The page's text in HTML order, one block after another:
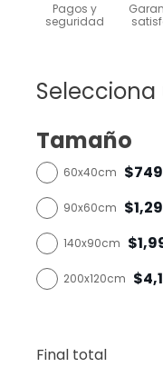
Pagos y
seguridad
Tamaño
60x40cm $749
90x60cm
140x90cm
200x120cm
Final total